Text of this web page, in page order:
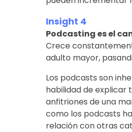
Insight 4
Podcasting es el
Crece
adulto mayor,
Los podcasts son
habilidad de explicar
anfitriones de una
como los podcasts
relación con otras